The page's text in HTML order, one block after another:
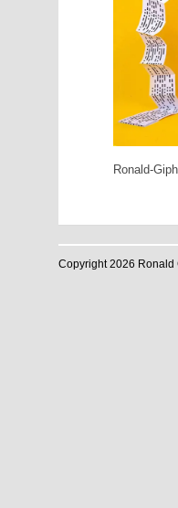
Ronald-
Copyright 2026 Ronald